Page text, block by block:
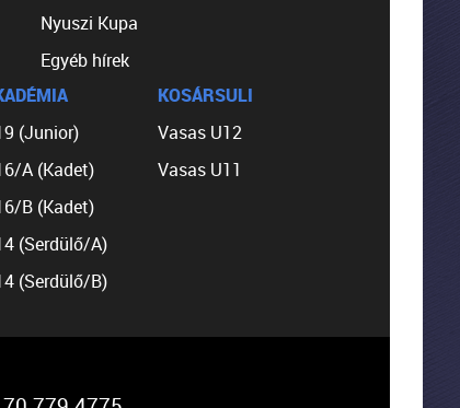
Nyuszi Kupa
Egyéb hírek
(Junior)
A (Kadet)
B (Kadet)
(Serdülő/A)
(Serdülő/B)
KOSÁRSULI
Vasas U12
Vasas U11